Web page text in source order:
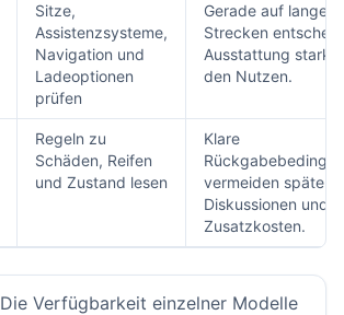
Sitze,
Assistenzsysteme,
Navigation und
Ladeoptionen
prüfen
Gerade auf langen
Strecken
Ausstattung stark
den Nutzen.
Regeln zu
Schäden, Reifen
und Zustand lesen
Klare
vermeiden spätere
Diskussionen und
Zusatzkosten.
Die Verfügbarkeit einzelner Modelle